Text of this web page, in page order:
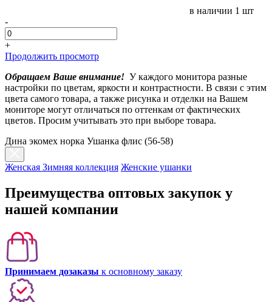
в наличии 1 шт
-
+
Продолжить просмотр
Обращаем Ваше внимание! У каждого монитора разные
настройки по цветам, яркости и контрастности. В связи с этим
цвета самого товара, а также рисунка и отделки на Вашем
мониторе могут отличаться по оттенкам от фактических
цветов. Просим учитывать это при выборе товара.
Дина экомех норка Ушанка флис (56-58)
Женская Зимняя коллекция Женские ушанки
Преимущества оптовых закупок у
нашей компании
Принимаем дозаказы к основному заказу